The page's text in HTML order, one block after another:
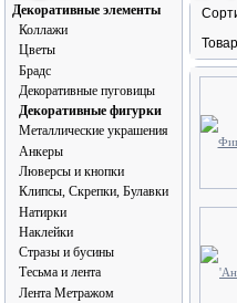
Декоративные элементы
Коллажи
Цветы
Брадс
Декоративные пуговицы
Декоративные фигурки
Металлические украшения
Анкеры
Люверсы и кнопки
Клипсы, Скрепки, Булавки
Натирки
Наклейки
Стразы и бусины
Тесьма и лента
Лента Метражом